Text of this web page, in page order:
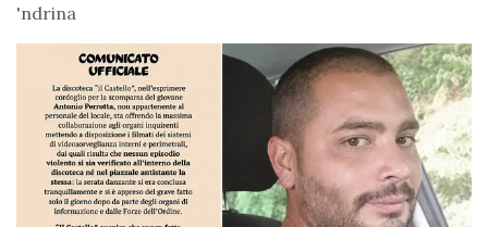
'ndrina